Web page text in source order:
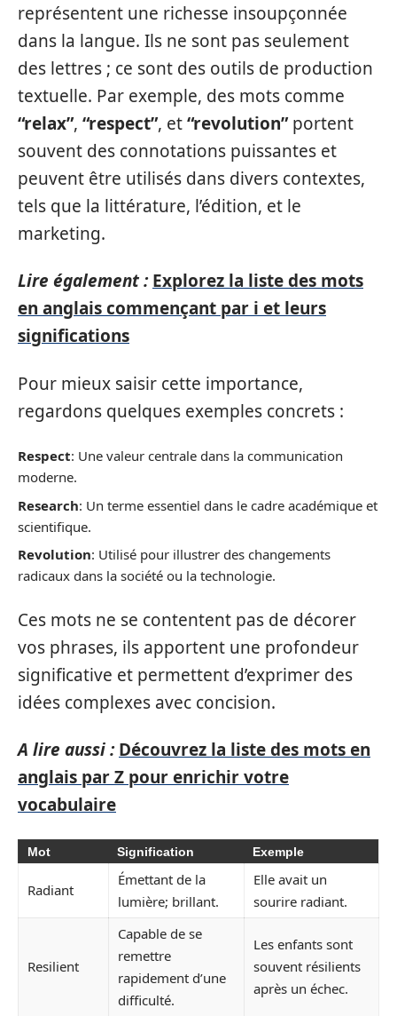
représentent une richesse insoupçonnée
dans la langue. Ils ne sont pas seulement
des lettres ; ce sont des outils de production
textuelle. Par exemple, des mots comme
“relax”, “respect”, et“revolution”portent
souvent des connotations puissantes et
peuvent être utilisés dans divers contextes,
tels que la littérature, l’édition, et le
marketing.
Lire également : Explorez la liste des mots
en anglais commençant par i et leurs
significations
Pour mieux saisir cette importance,
regardons quelques exemples concrets :
Respect: Une valeur centrale dans la communication
moderne.
Research: Un terme essentiel dans le cadre académique et
scientifique.
Revolution: Utilisé pour illustrer des changements
radicaux dans la société ou la technologie.
Ces mots ne se contentent pas de décorer
vos phrases, ils apportent une profondeur
significative et permettent d’exprimer des
idées complexes avec concision.
A lire aussi : Découvrez la liste des mots en
anglais par Z pour enrichir votre
vocabulaire
Mot Signification Exemple
Radiant
Émettant de la
lumière; brillant.
Elle avait un
sourire radiant.
Resilient
Capable de se
remettre
rapidement d’une
difficulté.
Les enfants sont
souvent résilients
après un échec.